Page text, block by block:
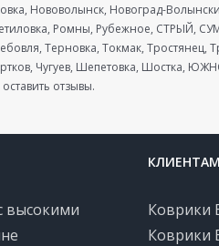
Нововолынск, Новоград-
Ромны, Рубежное, СТРЫЙ,
Терновка, Токмак,
Чугуев, Шепетовка, Шостка,
отзывы.
высокими
КЛИЕНТАМ
Коврики
Коврики